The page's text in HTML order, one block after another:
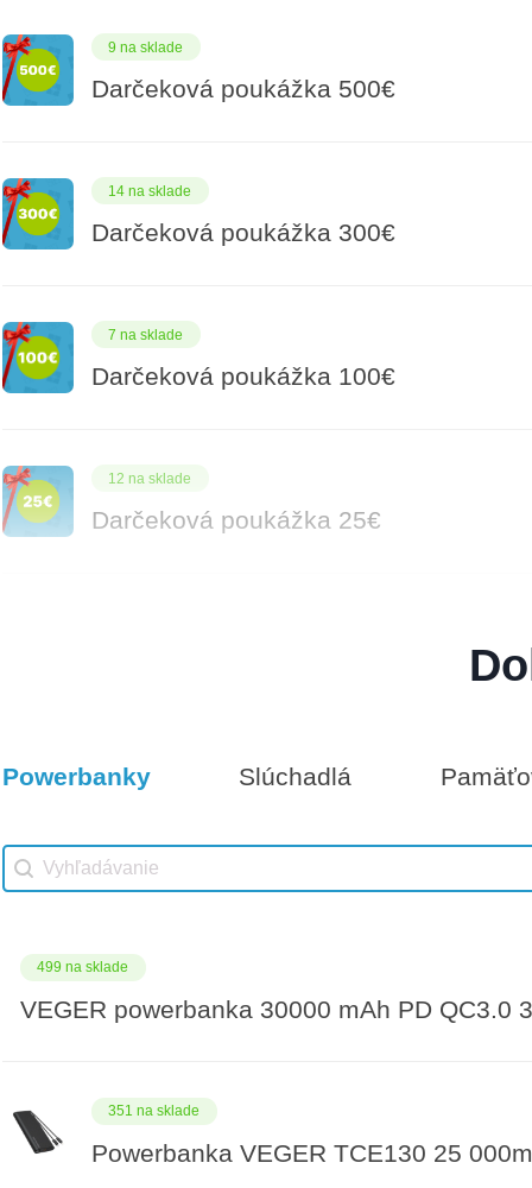
9 na sklade
Darčeková poukážka 500€
14 na sklade
Darčeková poukážka 300€
7 na sklade
Darčeková poukážka 100€
12 na sklade
Darčeková poukážka 25€
5 na sklade
Vhodné príslušenstvo
Powerbanky Slúchadlá
Vhodné príslušenstvo search
Search content
499 na sklade
VEGER powerbanka 30000 mAh PD QC3.0
351 na sklade
Powerbanka VEGER TCE130 25